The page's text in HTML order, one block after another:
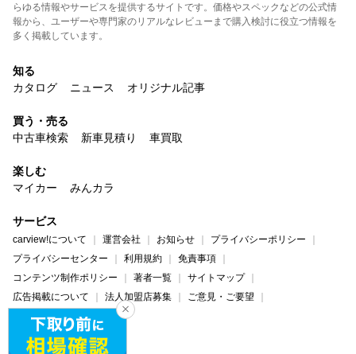
らゆる情報やサービスを提供するサイトです。価格やスペックなどの公式情
報から、ユーザーや専門家のリアルなレビューまで購入検討に役立つ情報を
多く掲載しています。
知る
カタログ
ニュース オリジナル記事
買う・売る
中古車検索
新車見積り 車買取
楽しむ
マイカー
みんカラ
サービス
carview!について 運営会社 お知らせ
プライバシーポリシー
プライバシーセンター
利用規約
免責事項
コンテンツ制作ポリシー
著者一覧
サイトマップ
広告掲載について
法人加盟店募集
ご意見・ご要望
ヘルプ・お問い合わせ